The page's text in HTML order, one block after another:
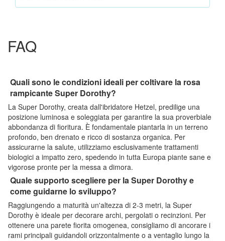
FAQ
Quali sono le condizioni ideali per coltivare la rosa
rampicante Super Dorothy?
La Super Dorothy, creata dall'ibridatore Hetzel, predilige una
posizione luminosa e soleggiata per garantire la sua proverbiale
abbondanza di fioritura. È fondamentale piantarla in un terreno
profondo, ben drenato e ricco di sostanza organica. Per
assicurarne la salute, utilizziamo esclusivamente trattamenti
biologici a impatto zero, spedendo in tutta Europa piante sane e
vigorose pronte per la messa a dimora.
Quale supporto scegliere per la Super Dorothy e
come guidarne lo sviluppo?
Raggiungendo a maturità un'altezza di 2-3 metri, la Super
Dorothy è ideale per decorare archi, pergolati o recinzioni. Per
ottenere una parete fiorita omogenea, consigliamo di ancorare i
rami principali guidandoli orizzontalmente o a ventaglio lungo la